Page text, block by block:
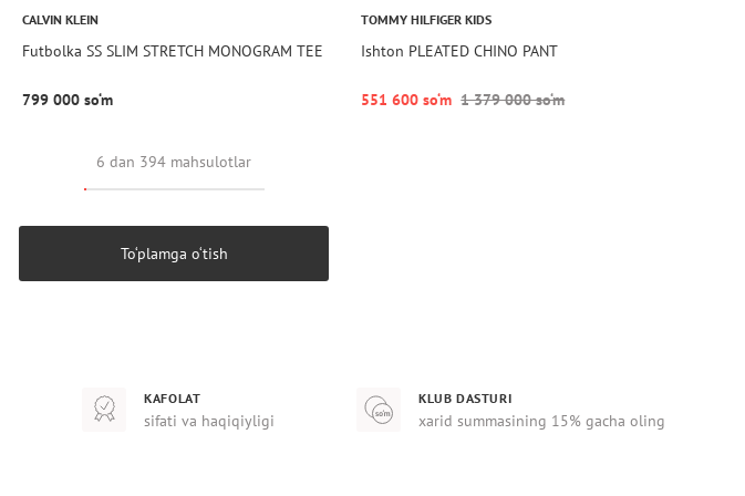
CALVIN KLEIN
Futbolka SS SLIM STRETCH MONOGRAM TEE
799 000 so‘m
TOMMY HILFIGER KIDS
Ishton PLEATED CHINO PANT
551 600 so‘m 1 379 000 so‘m
6 dan 394 mahsulotlar
To‘plamga o‘tish
KAFOLAT
sifati va haqiqiyligi
KLUB DASTURI
xarid summasining 15% gacha oling